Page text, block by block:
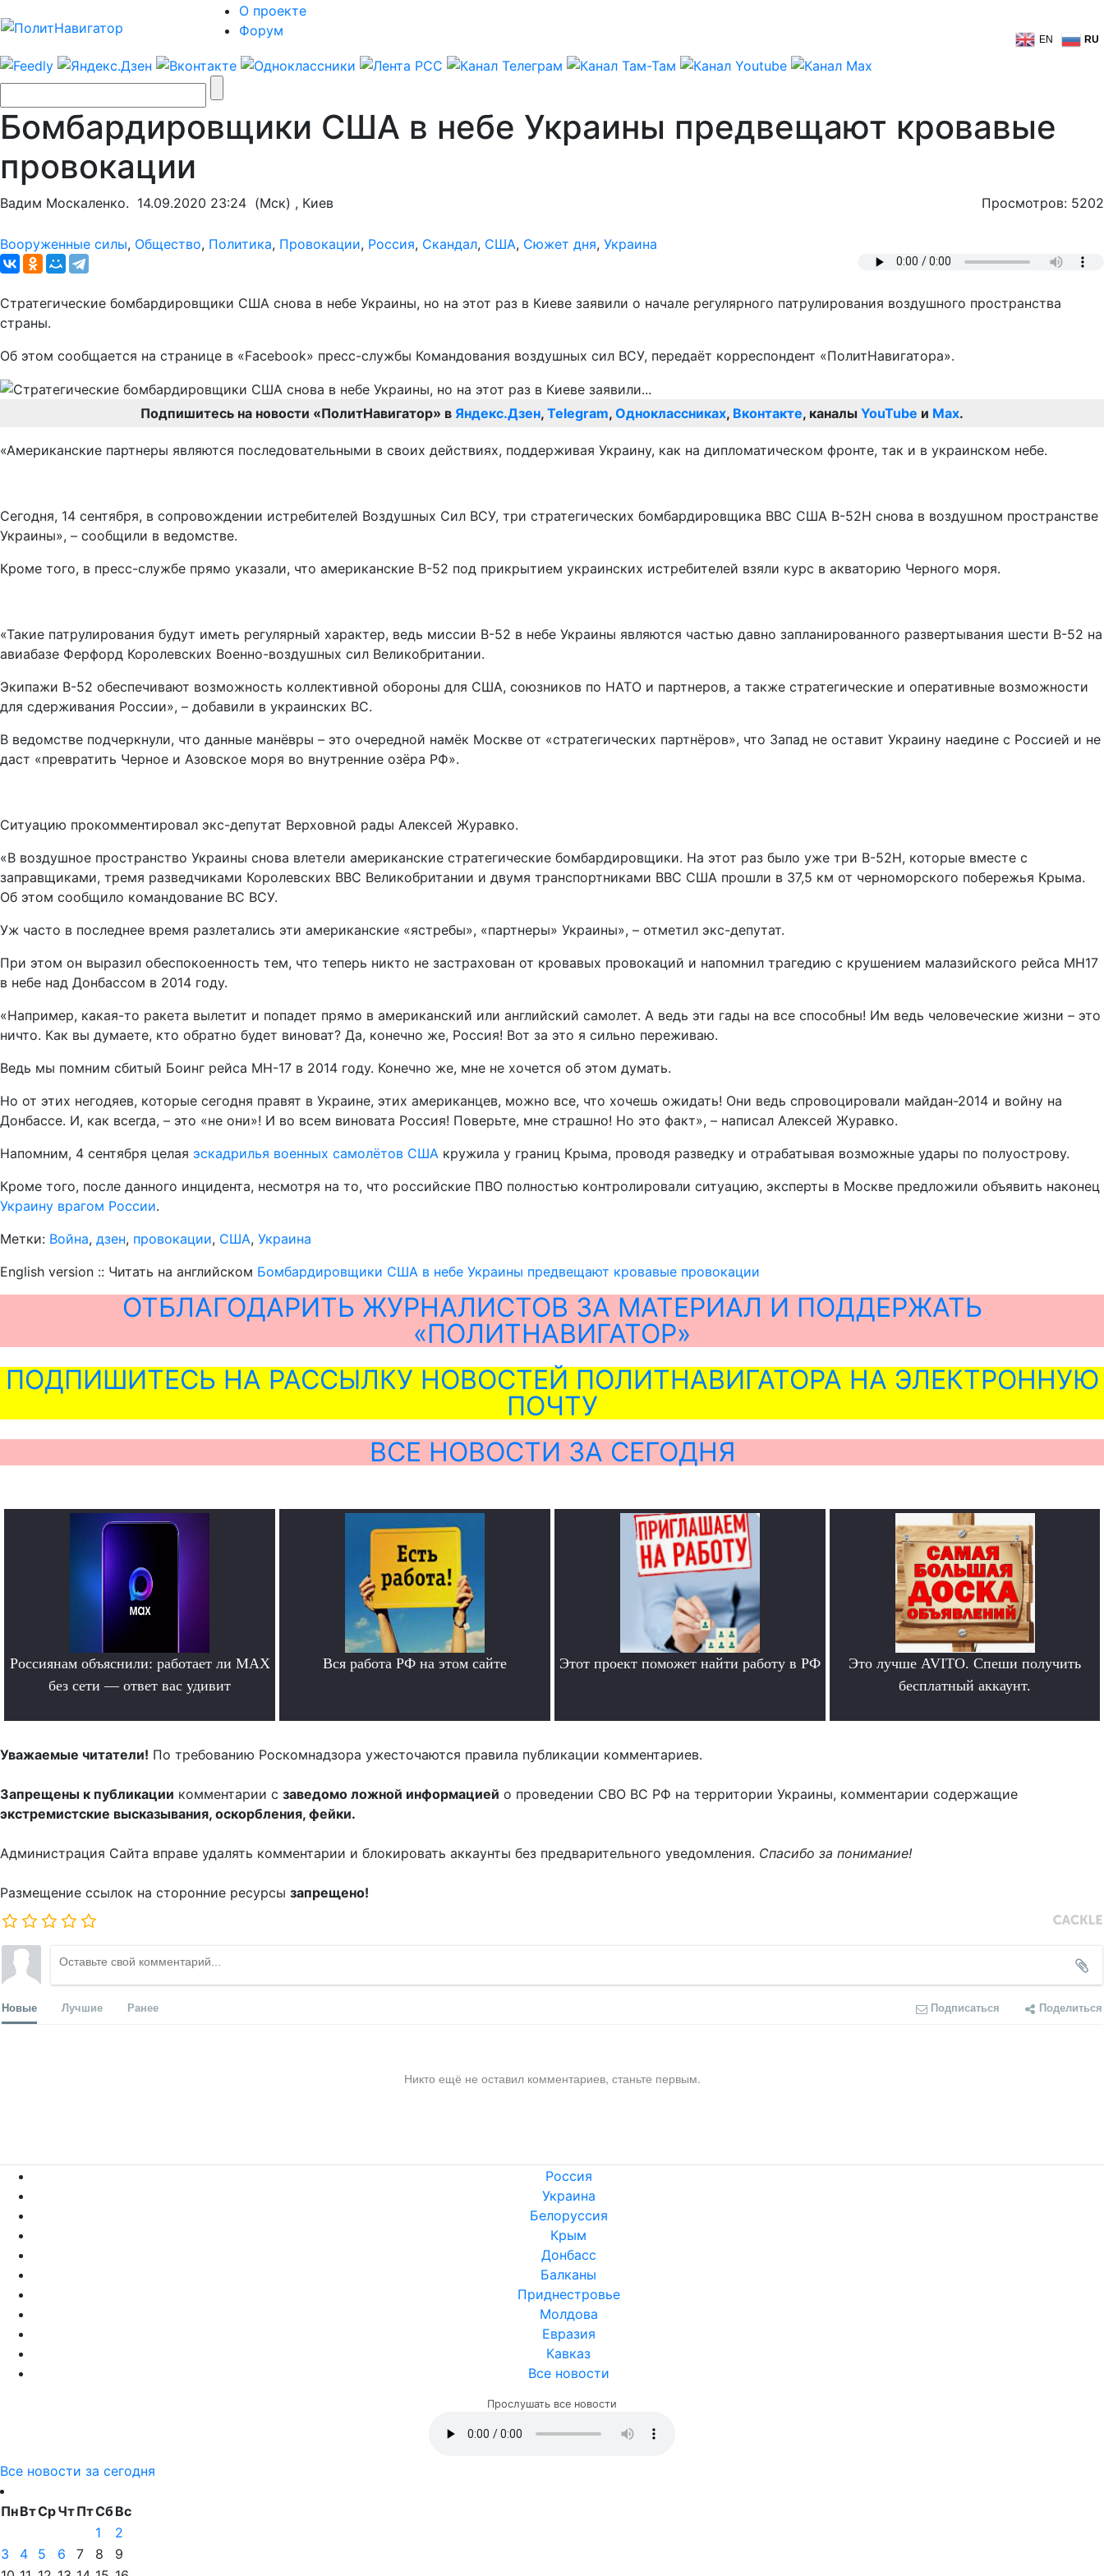
О проекте
Форум
EN RU
Бомбардировщики США в небе Украины предвещают кровавые
провокации
Вадим Москаленко. 14.09.2020 23:24 (Мск) , Киев Просмотров: 5202
Вооруженные силы, Общество, Политика, Провокации, Россия, Скандал, США, Сюжет дня, Украина
Стратегические бомбардировщики США снова в небе Украины, но на этот раз в Киеве заявили о начале регулярного патрулирования воздушного пространства
страны.
Об этом сообщается на странице в «Facebook» пресс-службы Командования воздушных сил ВСУ, передаёт корреспондент «ПолитНавигатора».
Подпишитесь на новости «ПолитНавигатор» в Яндекс.Дзен, Telegram, Одноклассниках, Вконтакте, каналы YouTube и Max.
«Американские партнеры являются последовательными в своих действиях, поддерживая Украину, как на дипломатическом фронте, так и в украинском небе.
Сегодня, 14 сентября, в сопровождении истребителей Воздушных Сил ВСУ, три стратегических бомбардировщика ВВС США В-52Н снова в воздушном пространстве
Украины», – сообщили в ведомстве.
Кроме того, в пресс-службе прямо указали, что американские В-52 под прикрытием украинских истребителей взяли курс в акваторию Черного моря.
«Такие патрулирования будут иметь регулярный характер, ведь миссии В-52 в небе Украины являются частью давно запланированного развертывания шести B-52 на
авиабазе Ферфорд Королевских Военно-воздушных сил Великобритании.
Экипажи B-52 обеспечивают возможность коллективной обороны для США, союзников по НАТО и партнеров, а также стратегические и оперативные возможности
для сдерживания России», – добавили в украинских ВС.
В ведомстве подчеркнули, что данные манёвры – это очередной намёк Москве от «стратегических партнёров», что Запад не оставит Украину наедине с Россией и не
даст «превратить Черное и Азовское моря во внутренние озёра РФ».
Ситуацию прокомментировал экс-депутат Верховной рады Алексей Журавко.
«В воздушное пространство Украины снова влетели американские стратегические бомбардировщики. На этот раз было уже три В-52H, которые вместе с
заправщиками, тремя разведчиками Королевских ВВС Великобритании и двумя транспортниками ВВС США прошли в 37,5 км от черноморского побережья Крыма.
Об этом сообщило командование ВС ВСУ.
Уж часто в последнее время разлетались эти американские «ястребы», «партнеры» Украины», – отметил экс-депутат.
При этом он выразил обеспокоенность тем, что теперь никто не застрахован от кровавых провокаций и напомнил трагедию с крушением малазийского рейса MH17
в небе над Донбассом в 2014 году.
«Например, какая-то ракета вылетит и попадет прямо в американский̆ или английский самолет. А ведь эти гады на все способны! Им ведь человеческие жизни – это
ничто. Как вы думаете, кто обратно будет виноват? Да, конечно же, Россия! Вот за это я сильно переживаю.
Ведь мы помним сбитый Боинг рейса МН-17 в 2014 году. Конечно же, мне не хочется об этом думать.
Но от этих негодяев, которые сегодня правят в Украине, этих американцев, можно все, что хочешь ожидать! Они ведь спровоцировали майдан-2014 и войну на
Донбассе. И, как всегда, – это «не они»! И во всем виновата Россия! Поверьте, мне страшно! Но это факт», – написал Алексей Журавко.
Напомним, 4 сентября целая эскадрилья военных самолётов США кружила у границ Крыма, проводя разведку и отрабатывая возможные удары по полуострову.
Кроме того, после данного инцидента, несмотря на то, что российские ПВО полностью контролировали ситуацию, эксперты в Москве предложили объявить наконец
Украину врагом России.
Метки: Война, дзен, провокации, США, Украина
English version :: Читать на английском Бомбардировщики США в небе Украины предвещают кровавые провокации
ОТБЛАГОДАРИТЬ ЖУРНАЛИСТОВ ЗА МАТЕРИАЛ И ПОДДЕРЖАТЬ
«ПОЛИТНАВИГАТОР»
ПОДПИШИТЕСЬ НА РАССЫЛКУ НОВОСТЕЙ ПОЛИТНАВИГАТОРА НА ЭЛЕКТРОННУЮ
ПОЧТУ
ВСЕ НОВОСТИ ЗА СЕГОДНЯ
Россиянам объяснили: работает ли MAX
без сети — ответ вас удивит
Вся работа РФ на этом сайте Этот проект поможет найти работу в РФ
Это лучше AVITO. Спеши получить
бесплатный аккаунт.
Уважаемые читатели! По требованию Роскомнадзора ужесточаются правила публикации комментариев.
Запрещены к публикации комментарии с заведомо ложной информацией о проведении СВО ВС РФ на территории Украины, комментарии содержащие
экстремистские высказывания, оскорбления, фейки.
Администрация Сайта вправе удалять комментарии и блокировать аккаунты без предварительного уведомления. Спасибо за понимание!
Размещение ссылок на сторонние ресурсы запрещено!
Новые Лучшие Ранее Подписаться Поделиться
Никто ещё не оставил комментариев, станьте первым.
Россия
Украина
Белоруссия
Крым
Донбасс
Балканы
Приднестровье
Молдова
Евразия
Кавказ
Все новости
Прослушать все новости
Все новости за сегодня
ПнВтСрЧтПтСбВс
1
2
3
4 5 6 7 8
9